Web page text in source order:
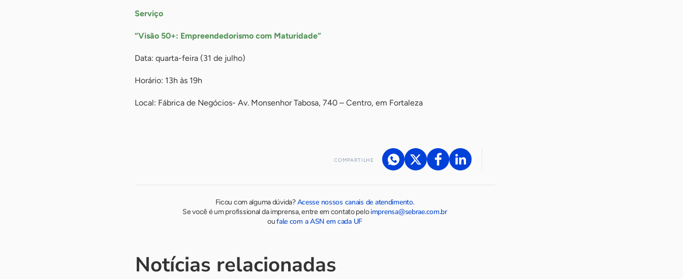
Serviço
“Visão 50+: Empreendedorismo com Maturidade”
Data: quarta-feira (31 de julho)
Horário: 13h às 19h
Local: Fábrica de Negócios- Av. Monsenhor Tabosa, 740 – Centro, em Fortaleza
COMPARTILHE
Ficou com alguma dúvida?Acesse nossos canais de atendimento.
Se você é um profissional da imprensa, entre em contato peloimprensa@sebrae.com.br
oufale com a ASN em cada UF
Notícias relacionadas